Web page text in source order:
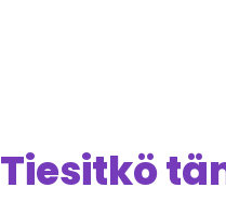
Tiesitkö